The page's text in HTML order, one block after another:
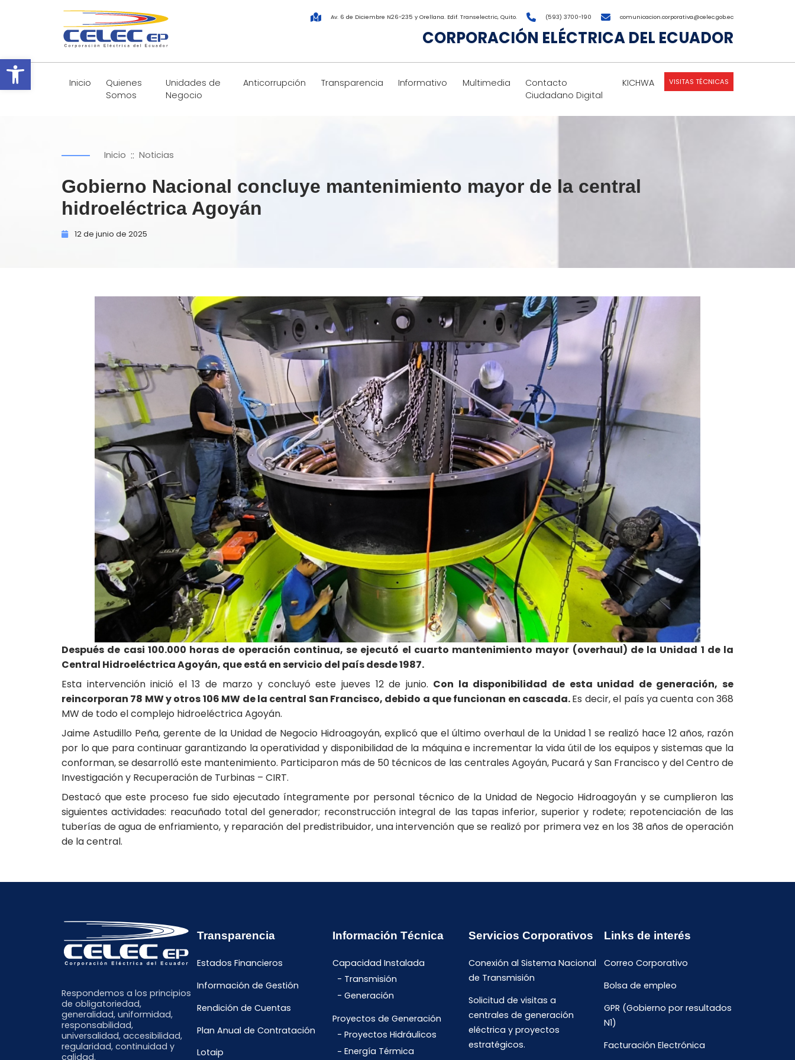
Abrir barra de herramientas
Av. 6 de Diciembre N26-235 y Orellana. Edif. Transelectric, Quito. (593) 3700-190 comunicacion.corporativa@celec.gob.ec
CORPORACIÓN ELÉCTRICA DEL ECUADOR
Inicio
Quienes
Somos
Unidades de
Negocio
Anticorrupción Transparencia Informativo Multimedia
Contacto
Ciudadano Digital
KICHWA VISITAS TÉCNICAS
Inicio :: Noticias
Gobierno Nacional concluye mantenimiento mayor de la central
hidroeléctrica Agoyán
12 de junio de 2025
Después de casi 100.000 horas de operación continua, se ejecutó el cuarto mantenimiento mayor (overhaul) de la Unidad 1 de la
Central Hidroeléctrica Agoyán, que está en servicio del país desde 1987.
Esta intervención inició el 13 de marzo y concluyó este jueves 12 de junio. Con la disponibilidad de esta unidad de generación, se
reincorporan 78 MW y otros 106 MW de la central San Francisco, debido a que funcionan en cascada.Es decir, el país ya cuenta con 368
MW de todo el complejo hidroeléctrica Agoyán.
Jaime Astudillo Peña, gerente de la Unidad de Negocio Hidroagoyán, explicó que el último overhaul de la Unidad 1 se realizó hace 12 años, razón
por lo que para continuar garantizando la operatividad y disponibilidad de la máquina e incrementar la vida útil de los equipos y sistemas que la
conforman, se desarrolló este mantenimiento. Participaron más de 50 técnicos de las centrales Agoyán, Pucará y San Francisco y del Centro de
Investigación y Recuperación de Turbinas – CIRT.
Destacó que este proceso fue sido ejecutado íntegramente por personal técnico de la Unidad de Negocio Hidroagoyán y se cumplieron las
siguientes actividades: reacuñado total del generador; reconstrucción integral de las tapas inferior, superior y rodete; repotenciación de las
tuberías de agua de enfriamiento, y reparación del predistribuidor, una intervención que se realizó por primera vez en los 38 años de operación
de la central.
Respondemos a los principios
de obligatoriedad,
generalidad, uniformidad,
responsabilidad,
universalidad, accesibilidad,
regularidad, continuidad y
calidad.
Transparencia
Estados Financieros
Información de Gestión
Rendición de Cuentas
Plan Anual de Contratación
Lotaip
Información Técnica
Capacidad Instalada
Transmisión
Generación
Proyectos de Generación
Proyectos Hidráulicos
Energía Térmica
Servicios Corporativos
Conexión al Sistema Nacional
de Transmisión
Solicitud de visitas a
centrales de generación
eléctrica y proyectos
estratégicos.
Links de interés
Correo Corporativo
Bolsa de empleo
GPR (Gobierno por resultados
N1)
Facturación Electrónica